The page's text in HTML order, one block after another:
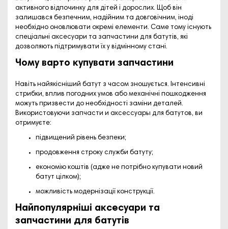
активного відпочинку для дітей і дорослих. Щоб він
залишався безпечним, надійним та довговічним, іноді
необхідно оновлювати окремі елементи. Саме тому існують
спеціальні аксесуари та запчастини для батутів, які
дозволяють підтримувати їх у відмінному стані.
Чому варто купувати запчастини
Навіть найякісніший батут з часом зношується. Інтенсивні
стрибки, вплив погодних умов або механічні пошкодження
можуть призвести до необхідності заміни деталей.
Використовуючи запчасти и аксессуары для батутов, ви
отримуєте:
підвищений рівень безпеки;
продовження строку служби батуту;
економію коштів (адже не потрібно купувати новий
батут цілком);
можливість модернізації конструкції.
Найпопулярніші аксесуари та
запчастини для батутів